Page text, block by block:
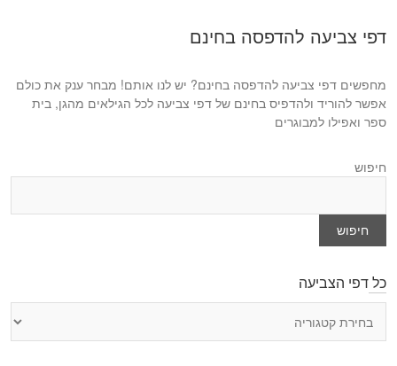
p
s
t
:
o
t
:
דפי צביעה להדפסה בחינם
מחפשים דפי צביעה להדפסה בחינם? יש לנו אותם! מבחר ענק את כולם
אפשר להוריד ולהדפיס בחינם של דפי צביעה לכל הגילאים מהגן, בית
ספר ואפילו למבוגרים
חיפוש
חיפוש
כל דפי הצביעה